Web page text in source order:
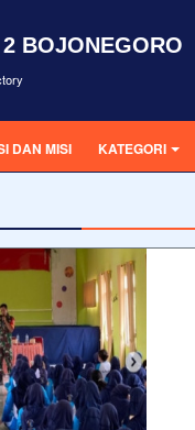
BOJONEGORO
DAN MISI KATEGORI